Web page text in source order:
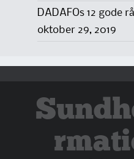
DADAFOs 12 gode
oktober 29, 2019